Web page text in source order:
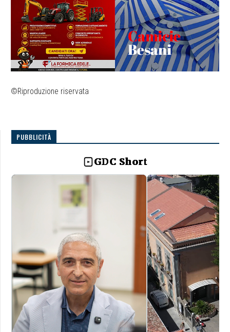
©Riproduzione riservata
PUBBLICITÀ
GDC Short